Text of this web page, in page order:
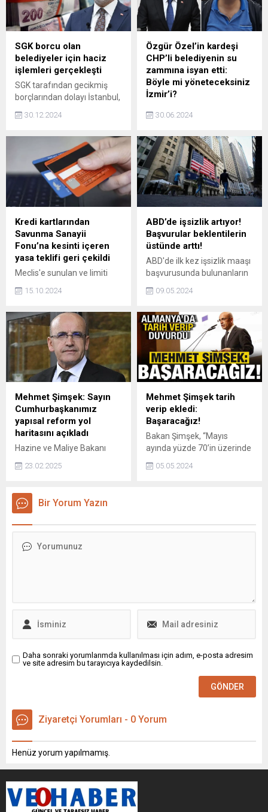
SGK borcu olan
belediyeler için haciz
işlemleri gerçekleşti
SGK tarafından gecikmiş
borçlarından dolayı İstanbul,
Ankara ve İzmir büyükşehir
belediyelerinin de aralarında
haciz işlemi başlatılmıştı.
Konuyla ilgili gazetecilerin
sorularını yanıtlayan Vedat
Işıkhan, "Yasanın bize
vermiş olduğu yetkiye
dayanarak haciz işlemlerini
gerçekleştirdik" ifadelerini
kullandı.
30.12.2024
Özgür Özel’in kardeşi
CHP’li belediyenin su
zammına isyan etti:
Böyle mi yöneteceksiniz
İzmir’i?
İzmir'de suya yapılan yüzde
45'lik zamma dikkat çeken
Genel Başkanı Özgür Özel'in
kardeşi Barış Özel, "İzmir'de
suya indirim sözü seçim
vaadi olarak verilmişken,
seçim sonrası elektrik
zammından bile yüksek
zam yapılıyor. Türkiye'nin en
pahallı suyuna katmerli zam
resmen. Böyle mi
Yazıktır bu halka!"...
30.06.2024
Kredi kartlarından
Savunma Sanayii
Fonu’na kesinti içeren
yasa teklifi geri çekildi
Meclis'e sunulan ve limiti
kartı sahiplerine yıllık 750
teklifine ilişkin görüşmelerin
sonlandırıldığı duyuruldu. AK
Parti Grup Başkanı Abdullah
Güler, "Cumhurbaşkanımız
sunulan teklifle ilgili detaylı
inceleme istedi. Fon
Savunma Sanayii
Destekleme Fon Teklifi
görüşmeleri sonlandırıldı"
dedi.
15.10.2024
ABD’de işsizlik artıyor!
Başvurular beklentilerin
üstünde arttı!
ABD'de ilk kez işsizlik maaşı
başvurusunda bulunanların
haftada 231 bin kişiyle son 6
ulaştı.
09.05.2024
Mehmet Şimşek: Sayın
Cumhurbaşkanımız
yapısal reform yol
haritasını açıkladı
Hazine ve Maliye Bakanı
Mehmet Şimşek, AKP'de
gerçekleşen kongreye ilişkin,
bugün ekonomimizin
dönüşümü için yapısal
23.02.2025
Mehmet Şimşek tarih
verip ekledi:
Başaracağız!
Bakan Şimşek, “Mayıs
ayında yüzde 70’in üzerinde
bir enflasyonla zirveyi
bulacağız. Daha sonra
05.05.2024
Bir Yorum Yazın
Daha sonraki yorumlarımda kullanılması için adım, e-posta adresim
ve site adresim bu tarayıcıya kaydedilsin.
Ziyaretçi Yorumları - 0 Yorum
Henüz yorum yapılmamış.